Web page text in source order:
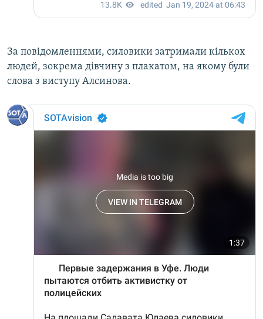
За повідомленнями, силовики затримали кількох
людей, зокрема дівчину з плакатом, на якому були
слова з виступу Алсинова.